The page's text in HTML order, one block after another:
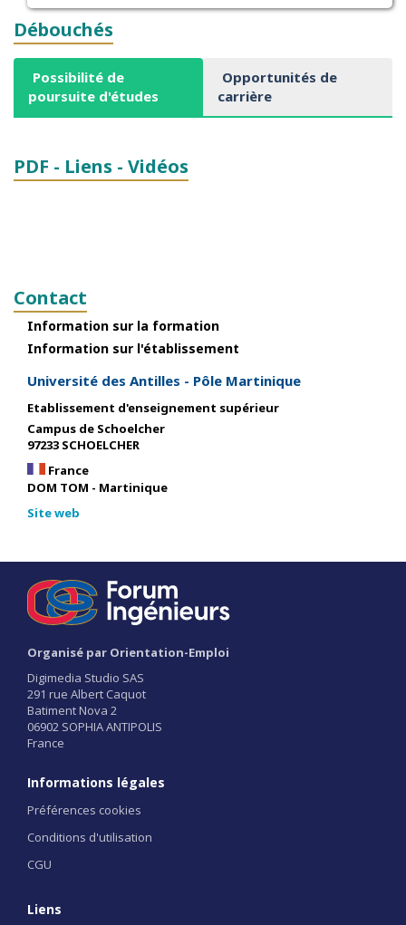
Débouchés
Possibilité de
poursuite d'études
Opportunités de
carrière
PDF - Liens - Vidéos
Contact
Information sur la formation
Information sur l'établissement
Université des Antilles - Pôle Martinique
Etablissement d'enseignement supérieur
Campus de Schoelcher
97233 SCHOELCHER
France
DOM TOM - Martinique
Site web
Organisé par Orientation-Emploi
Digimedia Studio SAS
291 rue Albert Caquot
Batiment Nova 2
06902 SOPHIA ANTIPOLIS
France
Informations légales
Préférences cookies
Conditions d'utilisation
CGU
Liens